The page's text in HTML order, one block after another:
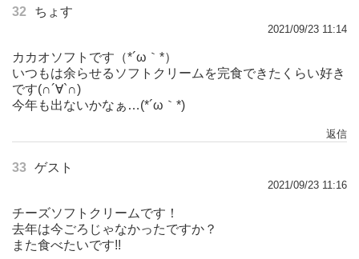
32 ちょす
2021/09/23 11:14
カカオソフトです（*´ω｀*）
いつもは余らせるソフトクリームを完食できたくらい好き
です(∩´∀`∩)
今年も出ないかなぁ…(*´ω｀*)
返信
33 ゲスト
2021/09/23 11:16
チーズソフトクリームです！
去年は今ごろじゃなかったですか？
また食べたいです!!